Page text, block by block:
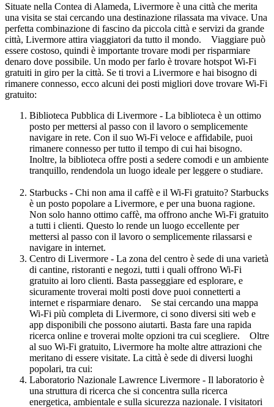
Situate nella Contea di Alameda, Livermore è una città che merita
una visita se stai cercando una destinazione rilassata ma vivace. Una
perfetta combinazione di fascino da piccola città e servizi da grande
città, Livermore attira viaggiatori da tutto il mondo. Viaggiare può
essere costoso, quindi è importante trovare modi per risparmiare
denaro dove possibile. Un modo per farlo è trovare hotspot Wi-Fi
gratuiti in giro per la città. Se ti trovi a Livermore e hai bisogno di
rimanere connesso, ecco alcuni dei posti migliori dove trovare Wi-Fi
gratuito:
Biblioteca Pubblica di Livermore - La biblioteca è un ottimo
posto per mettersi al passo con il lavoro o semplicemente
navigare in rete. Con il suo Wi-Fi veloce e affidabile, puoi
rimanere connesso per tutto il tempo di cui hai bisogno.
Inoltre, la biblioteca offre posti a sedere comodi e un ambiente
tranquillo, rendendola un luogo ideale per leggere o studiare.
Starbucks - Chi non ama il caffè e il Wi-Fi gratuito? Starbucks
è un posto popolare a Livermore, e per una buona ragione.
Non solo hanno ottimo caffè, ma offrono anche Wi-Fi gratuito
a tutti i clienti. Questo lo rende un luogo eccellente per
mettersi al passo con il lavoro o semplicemente rilassarsi e
navigare in internet.
Centro di Livermore - La zona del centro è sede di una varietà
di cantine, ristoranti e negozi, tutti i quali offrono Wi-Fi
gratuito ai loro clienti. Basta passeggiare ed esplorare, e
sicuramente troverai molti posti dove puoi connetterti a
internet e risparmiare denaro. Se stai cercando una mappa
Wi-Fi più completa di Livermore, ci sono diversi siti web e
app disponibili che possono aiutarti. Basta fare una rapida
ricerca online e troverai molte opzioni tra cui scegliere. Oltre
al suo Wi-Fi gratuito, Livermore ha molte altre attrazioni che
meritano di essere visitate. La città è sede di diversi luoghi
popolari, tra cui:
Laboratorio Nazionale Lawrence Livermore - Il laboratorio è
una struttura di ricerca che si concentra sulla ricerca
energetica, ambientale e sulla sicurezza nazionale. I visitatori